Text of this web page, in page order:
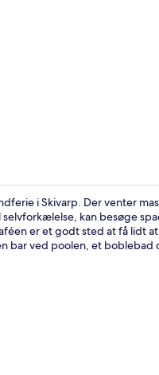
i Skivarp. Der venter
kan besøge
er et godt sted at få lidt
ved poolen, et boblebad